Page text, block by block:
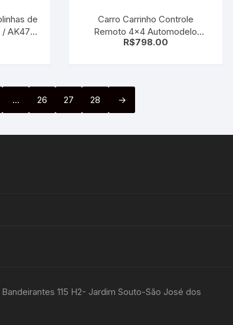
de
/ AK47 |
com
Carro Carrinho Controle
Remoto 4×4 Automodelo
50km/h
R$798.00
… 26 27 28 →
115 H2- Jardim Souto-São José dos